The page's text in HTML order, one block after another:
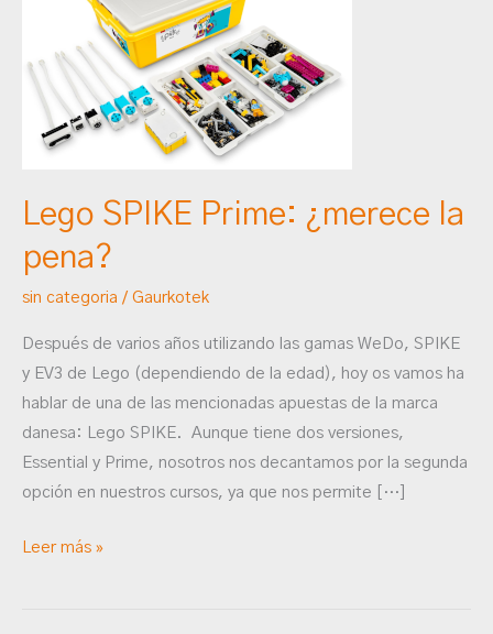
Lego SPIKE Prime: ¿merece la
pena?
sin categoria / Gaurkotek
Después de varios años utilizando las gamas WeDo, SPIKE
y EV3 de Lego (dependiendo de la edad), hoy os vamos ha
hablar de una de las mencionadas apuestas de la marca
danesa: Lego SPIKE. Aunque tiene dos versiones,
Essential y Prime, nosotros nos decantamos por la segunda
opción en nuestros cursos, ya que nos permite […]
¿merece
la
pena?
Leer más »